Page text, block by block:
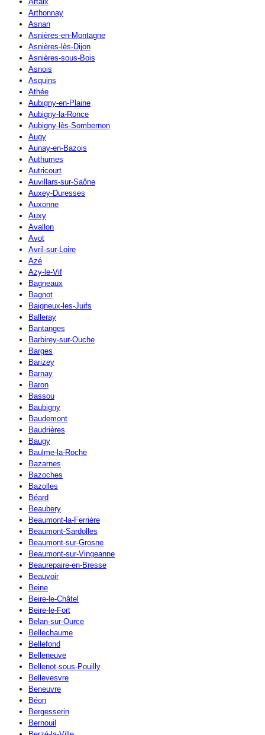
Arthonnay
Asnan
Asnières-en-Montagne
Asnières-lès-Dijon
Asnières-sous-Bois
Asnois
Asquins
Athée
Aubigny-en-Plaine
Aubigny-la-Ronce
Aubigny-lès-Sombernon
Augy
Aunay-en-Bazois
Authumes
Autricourt
Auvillars-sur-Saône
Auxey-Duresses
Auxonne
Auxy
Avallon
Avot
Avril-sur-Loire
Azé
Azy-le-Vif
Bagneaux
Bagnot
Baigneux-les-Juifs
Balleray
Bantanges
Barbirey-sur-Ouche
Barges
Barizey
Barnay
Baron
Bassou
Baubigny
Baudemont
Baudrières
Baugy
Baulme-la-Roche
Bazarnes
Bazoches
Bazolles
Béard
Beaubery
Beaumont-la-Ferrière
Beaumont-Sardolles
Beaumont-sur-Grosne
Beaumont-sur-Vingeanne
Beaurepaire-en-Bresse
Beauvoir
Beine
Beire-le-Châtel
Beire-le-Fort
Belan-sur-Ource
Bellechaume
Bellefond
Belleneuve
Bellenot-sous-Pouilly
Bellevesvre
Beneuvre
Béon
Bergesserin
Bernouil